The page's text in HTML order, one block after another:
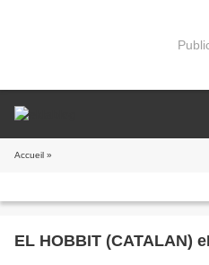
Accueil »
EL HOBBIT (CATALAN)